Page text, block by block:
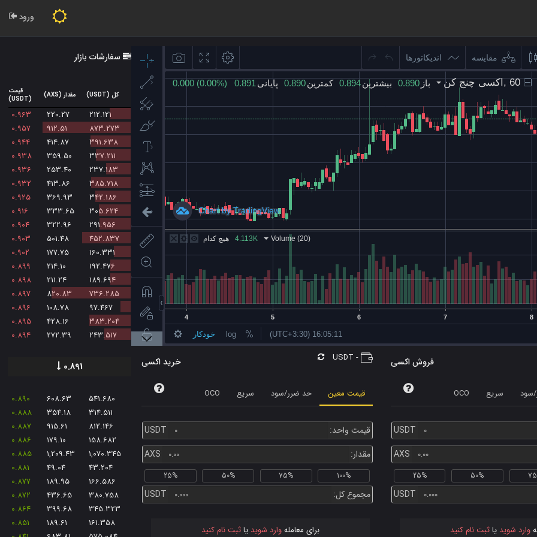
ورود
فروش اکسی
سود سریع OCO
USDT
AXS
50%
25%
USDT
وارد شوید یاثبت نام کنید
-
USDT خرید اکسی
قیمت معین حد ضرر/سود سریع OCO
قیمت واحد:
USDT
مقدار:
AXS
100%
75%
50%
25%
مجموع کل: USDT
برای معاملهوارد شویدیاثبت نام کنید
سفارشات بازار
کل (USDT) مقدار (AXS)
قیمت
(USDT)
212.121
220.27
0.963
873.273
912.51
0.957
391.638
414.87
0.944
337.211
359.50
0.938
237.183
253.40
0.936
385.718
413.86
0.932
342.186
369.93
0.925
305.624
333.65
0.916
291.956
322.96
0.904
452.837
501.48
0.903
160.331
177.75
0.902
192.476
214.10
0.899
189.694
211.24
0.898
736.285
820.83
0.897
97.467
108.78
0.896
383.204
428.16
0.895
243.517
272.39
0.894
0.891
541.680
608.63
0.890
314.511
354.18
0.888
812.146
915.61
0.887
158.682
179.10
0.886
1,070.345
1,209.43
0.885
43.204
49.04
0.881
166.586
189.95
0.877
380.758
436.65
0.872
345.323
399.68
0.864
161.358
189.61
0.851